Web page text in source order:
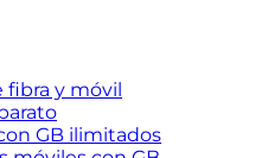
fibra y móvil
GB ilimitados